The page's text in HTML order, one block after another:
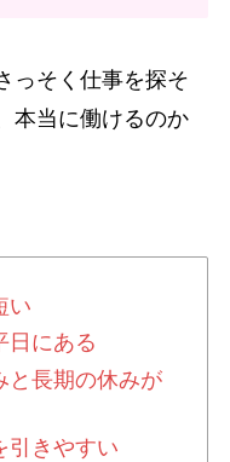
っそく仕事を探そ
本当に働けるのか
い
日にある
と長期の休みが
引きやすい